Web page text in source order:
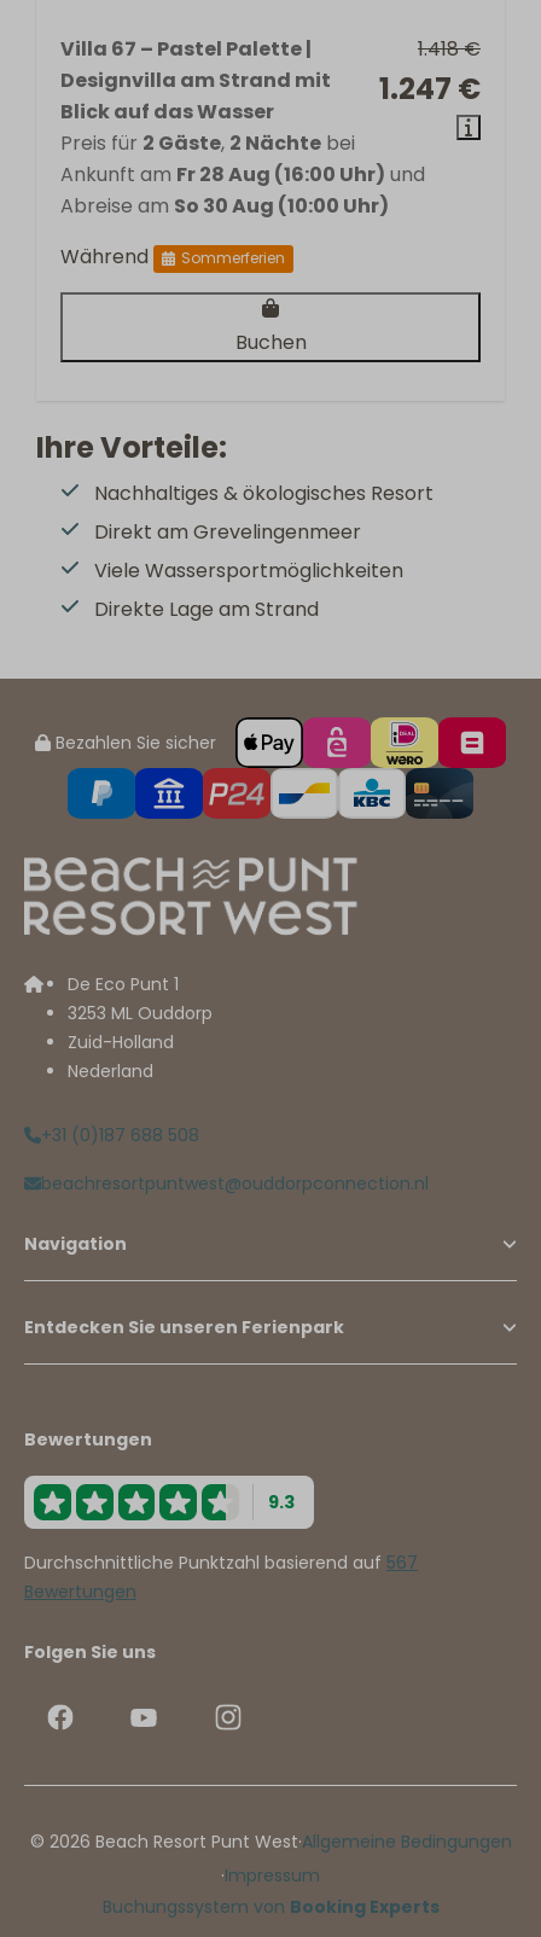
1.418 €
1.247 €
Villa 67 – Pastel Palette |
Designvilla am Strand mit
Blick auf das Wasser
Preis für 2 Gäste, 2 Nächte bei
Ankunft am Fr 28 Aug (16:00 Uhr) und
Abreise am So 30 Aug (10:00 Uhr)
Während
Sommerferien
Buchen
Ihre Vorteile:
Nachhaltiges & ökologisches Resort
Direkt am Grevelingenmeer
Viele Wassersportmöglichkeiten
Direkte Lage am Strand
Bezahlen Sie sicher
De Eco Punt 1
3253 ML Ouddorp
Zuid-Holland
Nederland
+31 (0)187 688 508
beachresortpuntwest@ouddorpconnection.nl
Navigation
Entdecken Sie unseren Ferienpark
Bewertungen
9.3
Durchschnittliche Punktzahl basierend auf 567
Bewertungen
Folgen Sie uns
© 2026 Beach Resort Punt West·Allgemeine Bedingungen
·Impressum
Buchungssystem von Booking Experts